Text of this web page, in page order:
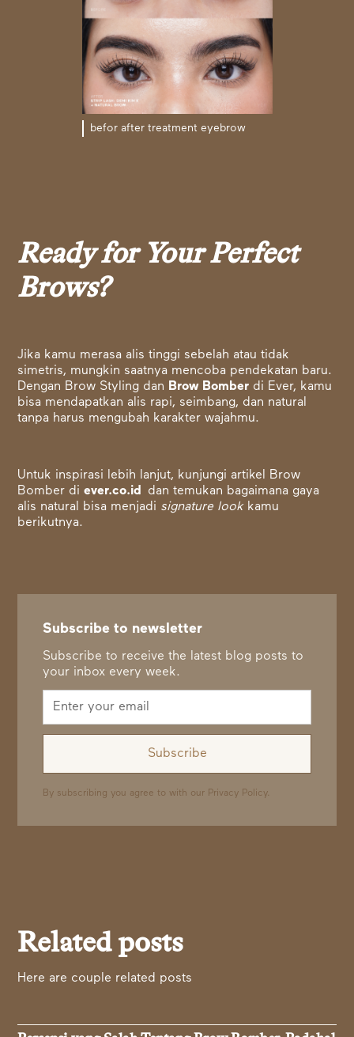
befor after treatment eyebrow
Ready for Your Perfect
Brows?
Jika kamu merasa alis tinggi sebelah atau tidak
simetris, mungkin saatnya mencoba pendekatan baru.
Dengan Brow Styling dan Brow Bomber di Ever, kamu
bisa mendapatkan alis rapi, seimbang, dan natural
tanpa harus mengubah karakter wajahmu.
Untuk inspirasi lebih lanjut, kunjungi artikel Brow
Bomber diever.co.id
dan temukan bagaimana gaya
alis natural bisa menjadi signature look kamu
berikutnya.
Subscribe to newsletter
Subscribe to receive the latest blog posts to
your inbox every week.
By subscribing you agree to with our Privacy Policy.
Related posts
Here are couple related posts